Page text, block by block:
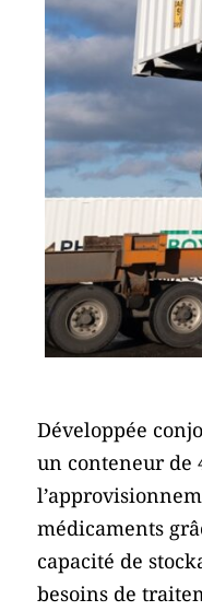
Développée
un conteneur de
médicaments
capacité de
besoins de